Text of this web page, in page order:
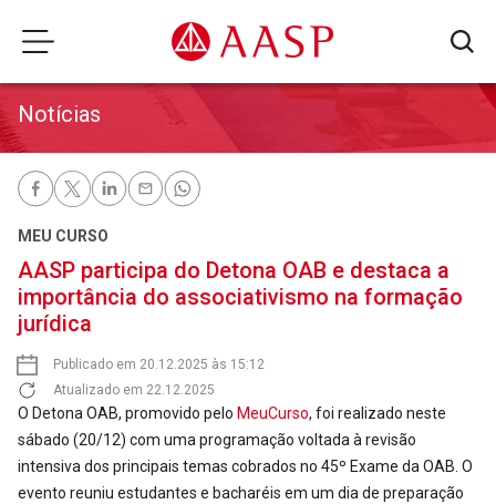
Notícias
MEU CURSO
AASP participa do Detona OAB e destaca a
importância do associativismo na formação
jurídica
Publicado em 20.12.2025 às 15:12
Atualizado em 22.12.2025
O Detona OAB, promovido pelo MeuCurso, foi realizado neste
sábado (20/12) com uma programação voltada à revisão
intensiva dos principais temas cobrados no 45º Exame da OAB. O
evento reuniu estudantes e bacharéis em um dia de preparação